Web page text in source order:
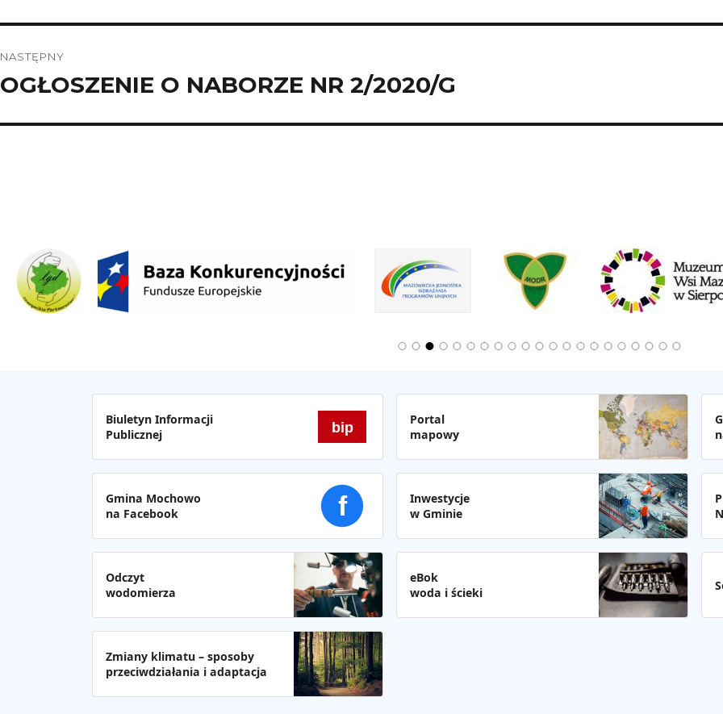
NASTĘPNY
Następny
OGŁOSZENIE O NABORZE NR 2/2020/G
Biuletyn Informacji
Publicznej
bip
Portal
mapowy
Gmina Mochowo
na Facebook
f
Inwestycje
w Gminie
Odczyt
wodomierza
eBok
woda i ścieki
Zmiany klimatu – sposoby
przeciwdziałania i adaptacja